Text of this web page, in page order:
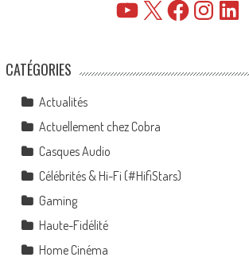
YouTube FacebookInstagramLinkedIn
CATÉGORIES
Actualités
Actuellement chez Cobra
Casques Audio
Célébrités & Hi-Fi (#HifiStars)
Gaming
Haute-Fidélité
Home Cinéma